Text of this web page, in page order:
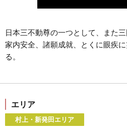
日本三不動尊の一つとして、また
家内安全、諸願成就、とくに眼疾
る。
エリア
村上・新発田エリア